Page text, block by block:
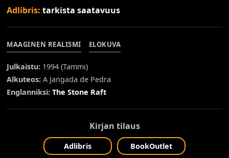
Adlibris:tarkista saatavuus
MAAGINEN REALISMI ELOKUVA
Julkaistu: 1994 (Tammi)
Alkuteos: A Jangada de Pedra
Englanniksi: The Stone Raft
Kirjan tilaus
Adlibris BookOutlet